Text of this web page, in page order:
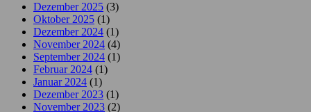
Dezember 2025 (3)
Oktober 2025 (1)
Dezember 2024 (1)
November 2024 (4)
September 2024 (1)
Februar 2024 (1)
Januar 2024 (1)
Dezember 2023 (1)
November 2023 (2)